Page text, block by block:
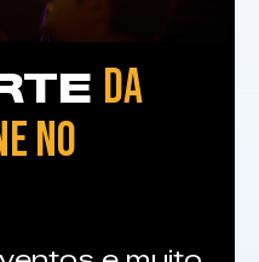
DA
NO